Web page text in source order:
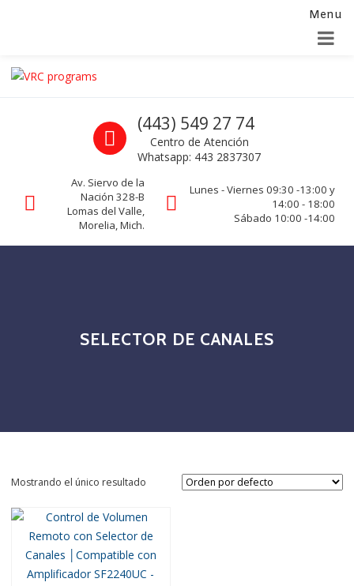
Menu
Skip to navigation
Skip to content
La seguridad de su empresa es nuestro negocio.
Call us
(443) 549 27 74
Centro de Atención
Whatsapp: 443 2837307
Av. Siervo de la
Nación 328-B
Lomas del Valle,
Morelia, Mich.
Lunes - Viernes 09:30 -13:00 y
14:00 - 18:00
Sábado 10:00 -14:00
SELECTOR DE CANALES
Mostrando el único resultado